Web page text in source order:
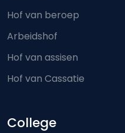
Hof van beroep
Arbeidshof
Hof van assisen
Hof van Cassatie
College